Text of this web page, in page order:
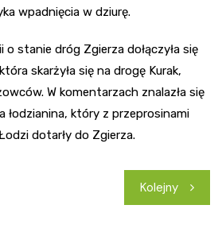
wpadnięcia w dziurę.
stanie dróg Zgierza dołączyła się
skarżyła się na drogę Kurak,
W komentarzach znalazła się
łodzianina, który z przeprosinami
dotarły do Zgierza.
Kolejny